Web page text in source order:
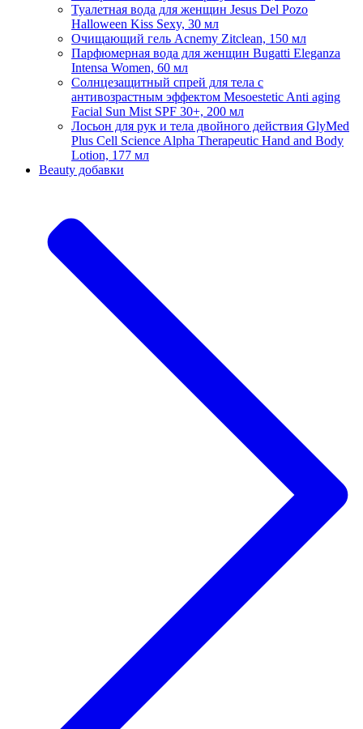
Туалетная вода для женщин Jesus Del Pozo
Halloween Kiss Sexy, 30 мл
Очищающий гель Acnemy Zitclean, 150 мл
Парфюмерная вода для женщин Bugatti Eleganza
Intensa Women, 60 мл
Солнцезащитный спрей для тела с
антивозрастным эффектом Mesoestetic Anti aging
Facial Sun Mist SPF 30+, 200 мл
Лосьон для рук и тела двойного действия GlyMed
Plus Cell Science Alpha Therapeutic Hand and Body
Lotion, 177 мл
Beauty добавки